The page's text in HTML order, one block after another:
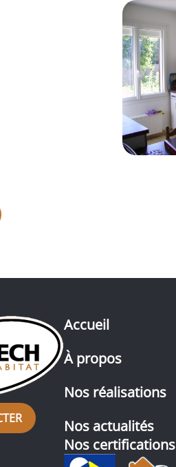
Accueil
À propos
Nos réalisations
Nos actualités
Nos certifications